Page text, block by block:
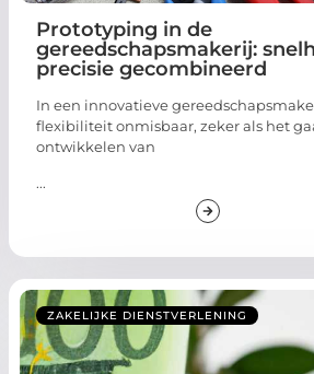
Prototyping in de
gereedschapsmakerij:
precisie gecombineerd
In een innovatieve
flexibiliteit onmisbaar, zeker als het
ontwikkelen van
...
ZAKELIJKE DIENSTVERLENING